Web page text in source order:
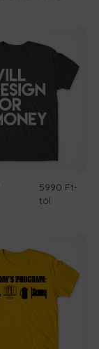
5990 Ft-
tól